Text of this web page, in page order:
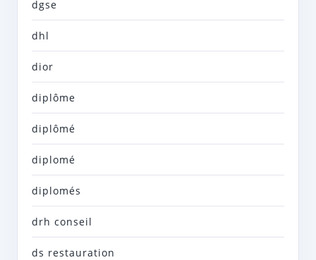
dgse
dhl
dior
diplôme
diplômé
diplomé
diplomés
drh conseil
ds restauration